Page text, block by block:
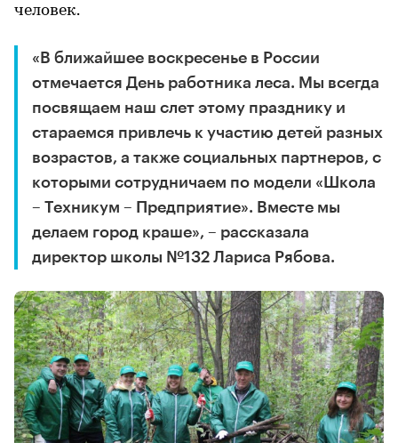
человек.
«В ближайшее воскресенье в России
отмечается День работника леса. Мы всегда
посвящаем наш слет этому празднику и
стараемся привлечь к участию детей разных
возрастов, а также социальных партнеров, с
которыми сотрудничаем по модели «Школа
– Техникум – Предприятие». Вместе мы
делаем город краше», – рассказала
директор школы №132 Лариса Рябова.